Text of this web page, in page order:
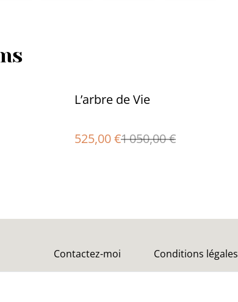
%
L’arbre de Vie
525,00 €1 050,00 €
Contactez-moi Conditions légales